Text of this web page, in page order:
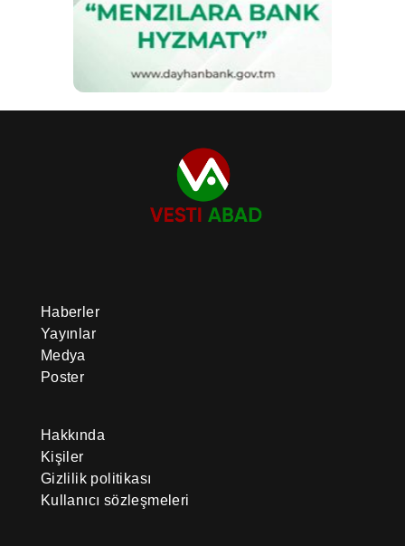
Haberler
Yayınlar
Medya
Poster
Hakkında
Kişiler
Gizlilik politikası
Kullanıcı sözleşmeleri